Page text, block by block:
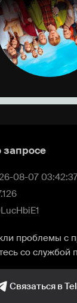
08-07
проблемы с
со службой
Связаться в